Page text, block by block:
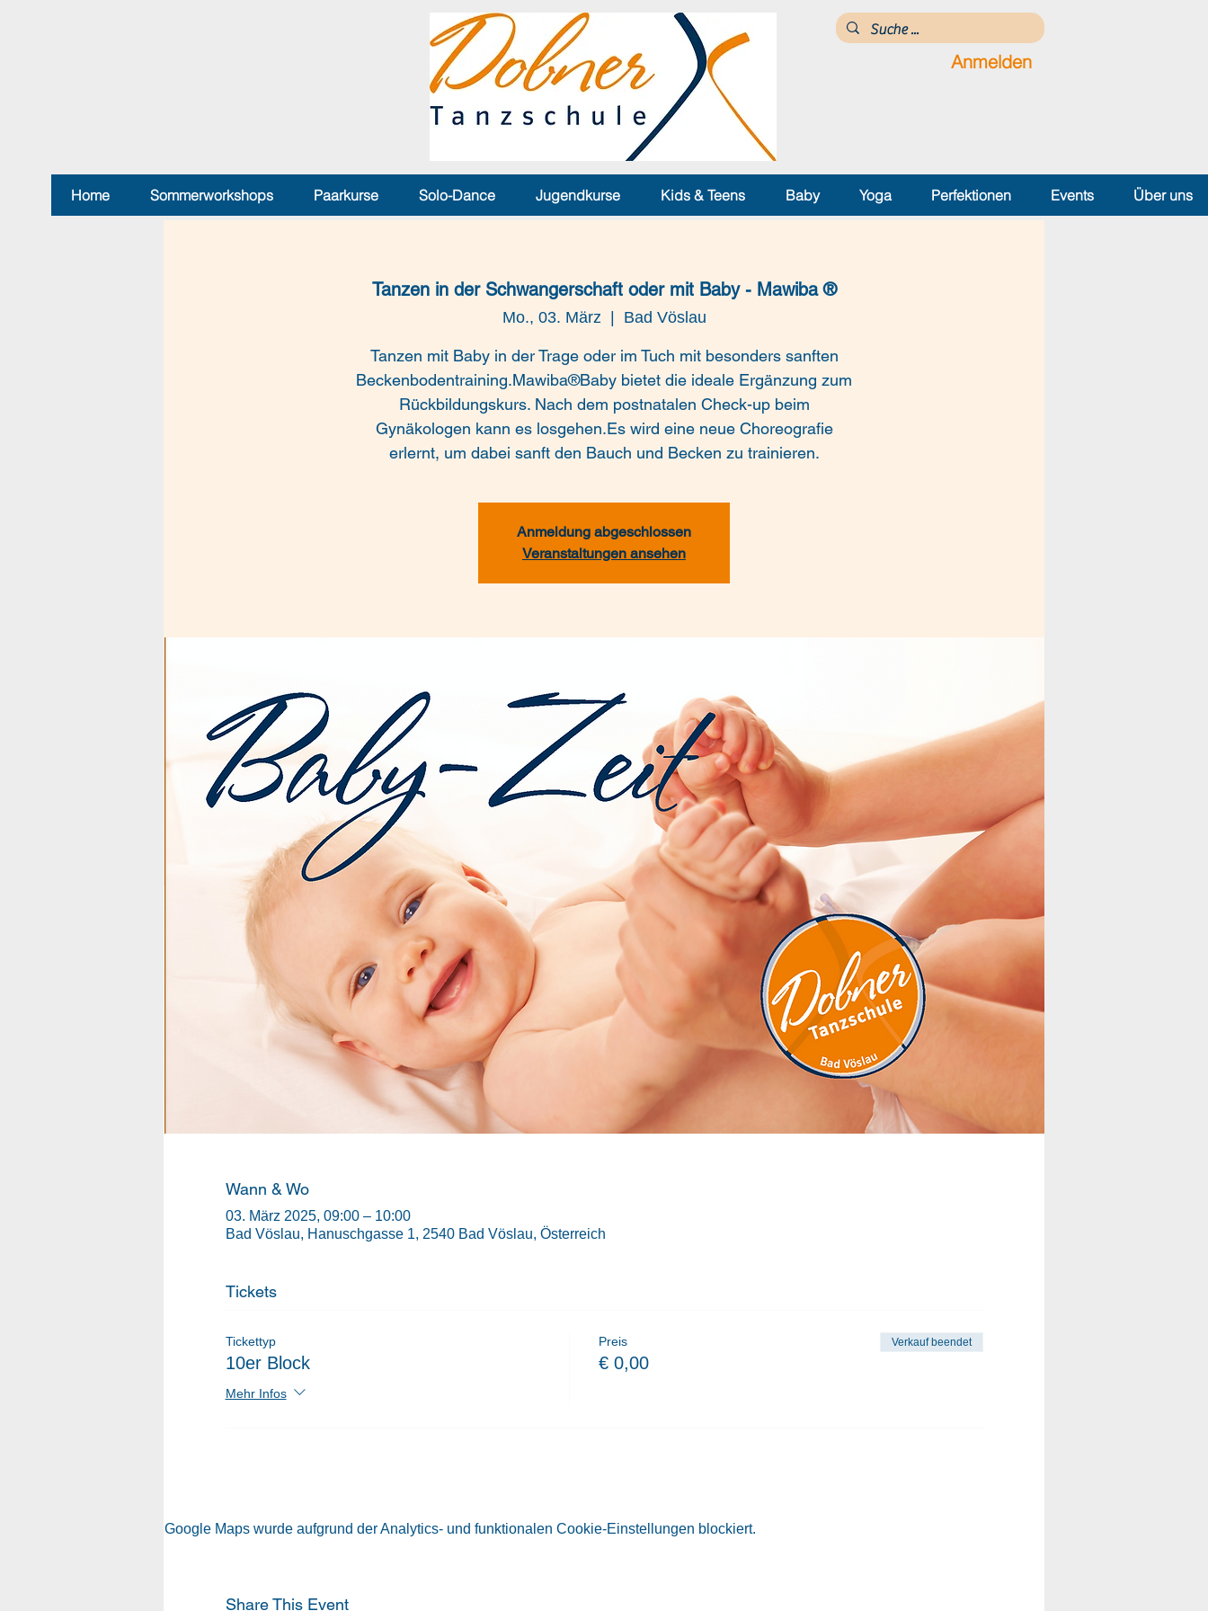
Anmelden
Home Sommerworkshops Paarkurse Solo-Dance Jugendkurse Kids & Teens Baby Yoga Perfektionen Events Über uns
Tanzen in der Schwangerschaft oder mit Baby - Mawiba ®
Mo., 03. März
  |
Bad Vöslau
Tanzen mit Baby in der Trage oder im Tuch mit besonders sanften
Beckenbodentraining.Mawiba®Baby bietet die ideale Ergänzung zum
Rückbildungskurs. Nach dem postnatalen Check-up beim
Gynäkologen kann es losgehen.Es wird eine neue Choreografie
erlernt, um dabei sanft den Bauch und Becken zu trainieren.
Anmeldung abgeschlossen
Veranstaltungen ansehen
Wann & Wo
03. März 2025, 09:00 – 10:00
Bad Vöslau, Hanuschgasse 1, 2540 Bad Vöslau, Österreich
Tickets
Tickettyp
10er Block
Mehr Infos
Preis
€ 0,00
Verkauf beendet
Google Maps wurde aufgrund der Analytics- und funktionalen Cookie-Einstellungen blockiert.
Share This Event